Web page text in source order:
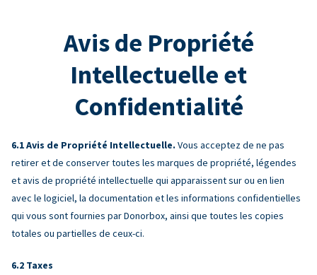
Avis de Propriété
Intellectuelle et
Confidentialité
Avis de Propriété Intellectuelle. Vous acceptez de ne pas
retirer et de conserver toutes les marques de propriété, légendes
et avis de propriété intellectuelle qui apparaissent sur ou en lien
avec le logiciel, la documentation et les informations confidentielles
qui vous sont fournies par Donorbox, ainsi que toutes les copies
totales ou partielles de ceux-ci.
Taxes